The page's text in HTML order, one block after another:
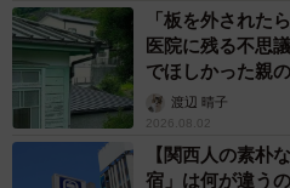
臣謹んで春秋の中を案じ
を視て、以て天人相い与
可きなり。国家に将に道
ば、天は乃ち先ず災 害を
自ら省みるを知らざれば
警懼す。尚お変うるを知
此れを以て天心の人君を
「板を外された
医院に残る不思
でほしかった親
渡辺 晴子
2026.08.02
【関西人の素朴
宿」は何が違う